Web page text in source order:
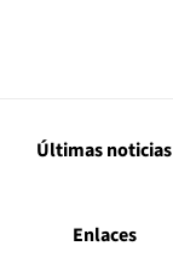
Últimas noticias
Enlaces